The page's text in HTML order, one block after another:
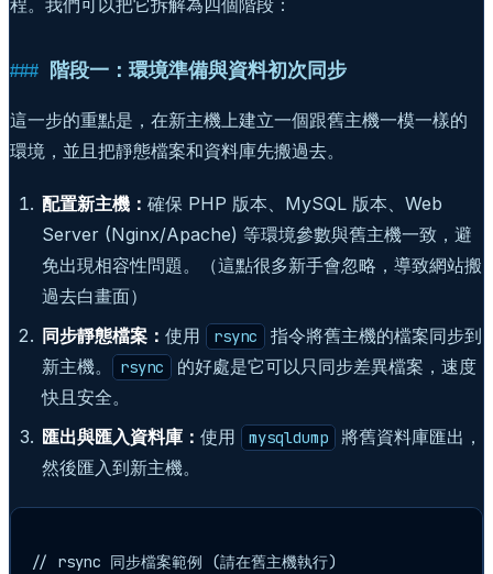
程。我們可以把它拆解為四個階段：
階段一：環境準備與資料初次同步
這一步的重點是，在新主機上建立一個跟舊主機一模一樣的
環境，並且把靜態檔案和資料庫先搬過去。
配置新主機： 確保 PHP 版本、MySQL 版本、Web
Server (Nginx/Apache) 等環境參數與舊主機一致，避
免出現相容性問題。（這點很多新手會忽略，導致網站搬
過去白畫面）
同步靜態檔案： 使用 rsync
指令將舊主機的檔案同步到
新主機。
rsync
的好處是它可以只同步差異檔案，速度
快且安全。
匯出與匯入資料庫： 使用 mysqldump
將舊資料庫匯出，
然後匯入到新主機。
// rsync 同步檔案範例 (請在舊主機執行)